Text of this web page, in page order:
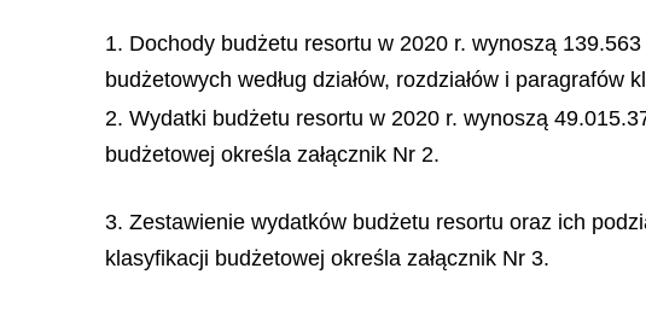
1. Dochody budżetu resortu w 2020 r. wynoszą
budżetowych według działów, rozdziałów i paragrafów
2. Wydatki budżetu resortu w 2020 r. wynoszą
budżetowej określa załącznik Nr 2.
3. Zestawienie wydatków budżetu resortu oraz ich
klasyfikacji budżetowej określa załącznik Nr 3.